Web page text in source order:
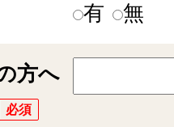
有 無
方へ
必須